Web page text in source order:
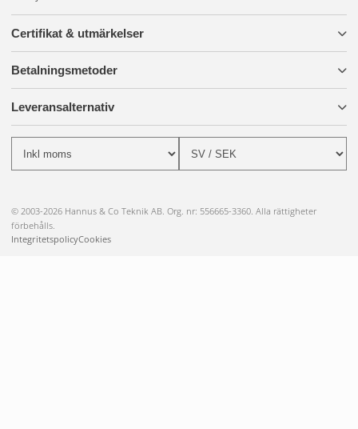
Certifikat & utmärkelser
Betalningsmetoder
Leveransalternativ
© 2003-2026 Hannus & Co Teknik AB. Org. nr: 556665-3360. Alla rättigheter
förbehålls.
IntegritetspolicyCookies